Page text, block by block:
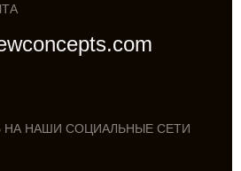
НАШИ СОЦИАЛЬНЫЕ СЕТИ